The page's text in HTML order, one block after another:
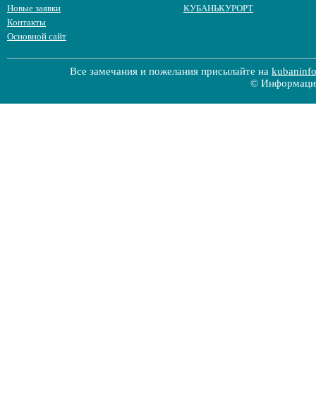
Новые заявки
Контакты
Основной сайт
КУБАНЬКУРОРТ
Все замечания и пожелания присылайте на
©